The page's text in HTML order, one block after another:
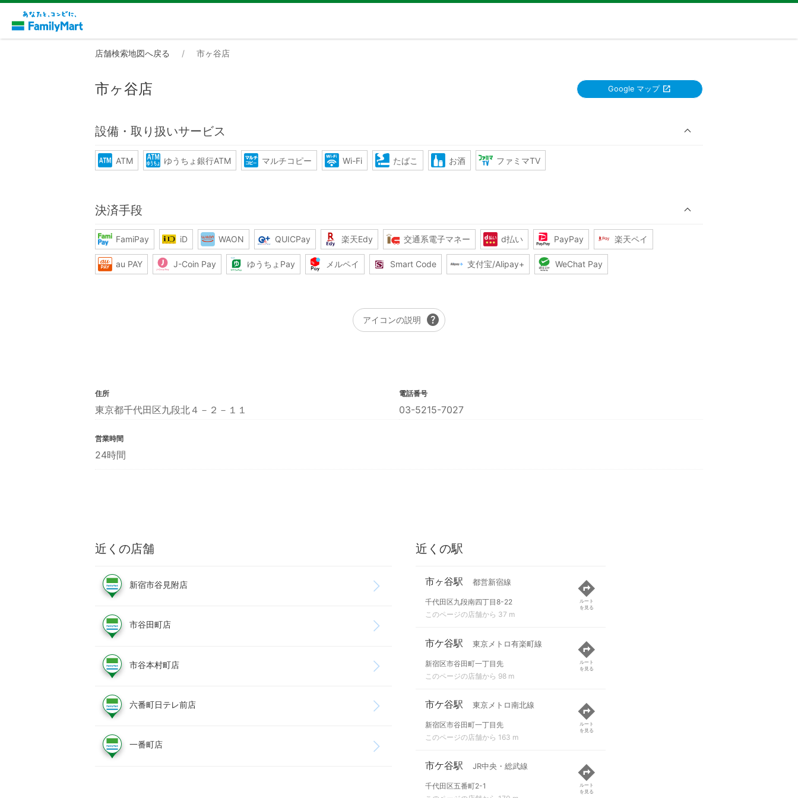
店舗検索地図へ戻る 市ヶ谷店
市ヶ谷店 Google マップ
設備・取り扱いサービス
ATM ゆうちょ銀行ATM マルチコピー Wi-Fi たばこ お酒 ファミマTV
決済手段
FamiPay iD WAON QUICPay 楽天Edy 交通系電子マネー d払い PayPay 楽天ペイ
au PAY J-Coin Pay ゆうちょPay メルペイ Smart Code 支付宝/Alipay+ WeChat Pay
アイコンの説明 help
住所
東京都千代田区九段北４－２－１１
電話番号
03-5215-7027
営業時間
24時間
近くの店舗
新宿市谷見附店
市谷田町店
市谷本村町店
六番町日テレ前店
一番町店
近くの駅
市ヶ谷駅 都営新宿線
千代田区九段南四丁目8-22
このページの店舗から 37 m
ルート
を見る
市ケ谷駅 東京メトロ有楽町線
新宿区市谷田町一丁目先
このページの店舗から 98 m
ルート
を見る
市ケ谷駅 東京メトロ南北線
新宿区市谷田町一丁目先
このページの店舗から 163 m
ルート
を見る
市ケ谷駅 JR中央・総武線
千代田区五番町2-1
ルート
を見る